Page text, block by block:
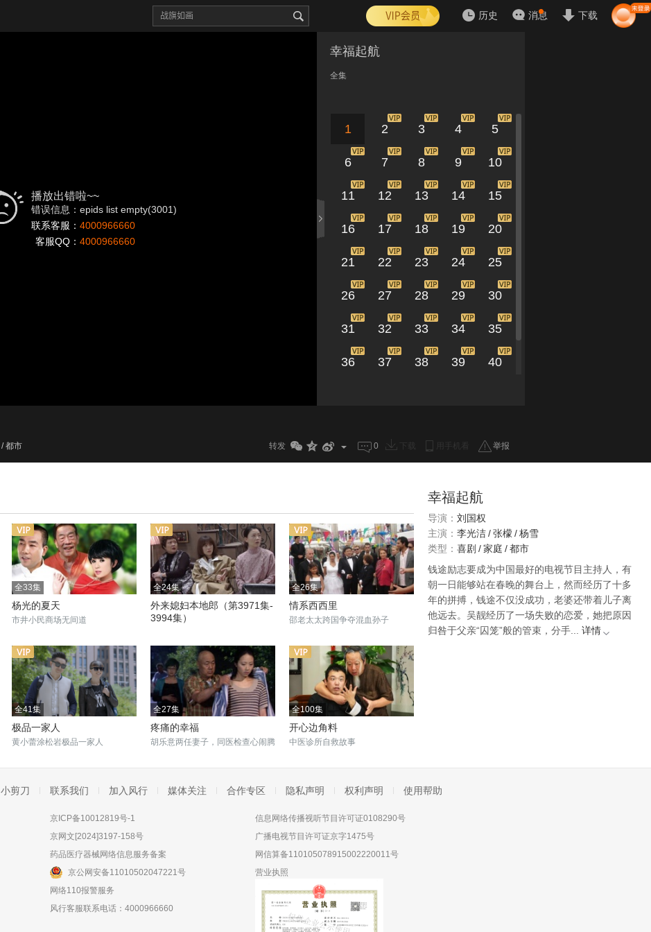
历史 消息 下载
播放出错啦~~
错误信息：epids list empty(3001)
联系客服： 4000966660
客服QQ： 4000966660
幸福起航
全集
1 2 3 4 5
6 7 8 9 10
11 12 13 14 15
16 17 18 19 20
21 22 23 24 25
26 27 28 29 30
31 32 33 34 35
36 37 38 39 40
/ 都市 转发 0 举报
全33集
杨光的夏天
市井小民商场无间道
全24集
外来媳妇本地郎（第3971集-
3994集）
全26集
情系西西里
邵老太太跨国争夺混血孙子
全41集
极品一家人
黄小蕾涂松岩极品一家人
全27集
疼痛的幸福
胡乐意两任妻子，同医检查心闹腾
全100集
开心边角料
中医诊所自救故事
幸福起航
导演： 刘国权
主演： 李光洁/张檬 /杨雪
类型： 喜剧 /家庭 /都市
钱途励志要成为中国最好的电视节目主持人，有
朝一日能够站在春晚的舞台上，然而经历了十多
年的拼搏，钱途不仅没成功，老婆还带着儿子离
他远去。吴靓经历了一场失败的恋爱，她把原因
归咎于父亲“囚笼”般的管束，分手...
详情
小剪刀 联系我们 加入风行 媒体关注 合作专区 隐私声明 权利声明 使用帮助
京ICP备10012819号-1
京网文[2024]3197-158号
药品医疗器械网络信息服务备案
京公网安备11010502047221号
网络110报警服务
风行客服联系电话：4000966660
信息网络传播视听节目许可证0108290号
广播电视节目许可证京字1475号
网信算备110105078915002220011号
营业执照